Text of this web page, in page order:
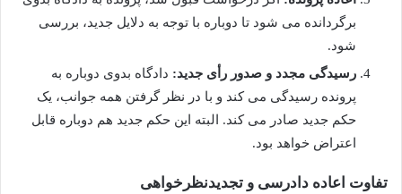
برگردانده می شود تا دوباره با توجه به دلایل جدید، بررسی
شود.
رسیدگی مجدد و صدور رأی جدید: دادگاه بدوی دوباره به
پرونده رسیدگی می کند و با در نظر گرفتن همه جوانب، یک
حکم جدید صادر می کند. البته این حکم جدید هم دوباره قابل
اعتراض خواهد بود.
تفاوت اعاده دادرسی و تجدیدنظرخواهی